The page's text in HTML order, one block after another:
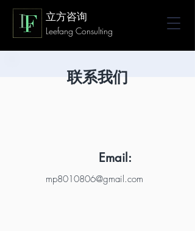
立方咨询
Leefang Consulting
Email:
mp8010806@gmail.com
联系我们